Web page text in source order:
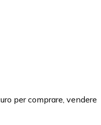
per comprare, vendere